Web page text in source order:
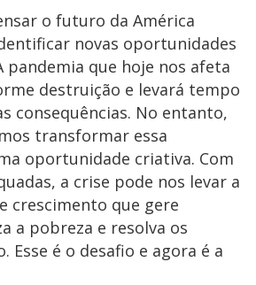
o futuro da América
novas oportunidades
pandemia que hoje nos afeta
destruição e levará tempo
consequências. No entanto,
transformar essa
oportunidade criativa. Com
a crise pode nos levar a
crescimento que gere
a pobreza e resolva os
Esse é o desafio e agora é a